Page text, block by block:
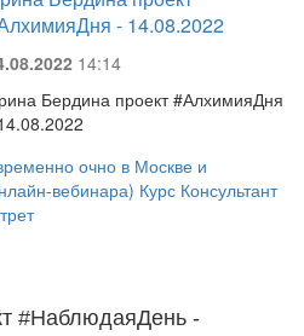
- 14.08.2022
14:14
Бердина проект #АлхимияДня
очно в Москве и
вебинара) Курс Консультант
#НаблюдаяДень -